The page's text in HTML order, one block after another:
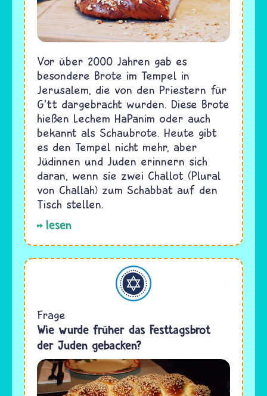
Vor über 2000 Jahren gab es
besondere Brote im Tempel in
Jerusalem, die von den Priestern für
G'tt dargebracht wurden. Diese Brote
hießen Lechem HaPanim oder auch
bekannt als Schaubrote. Heute gibt
es den Tempel nicht mehr, aber
Jüdinnen und Juden erinnern sich
daran, wenn sie zwei Challot (Plural
von Challah) zum Schabbat auf den
Tisch stellen.
lesen
Judentum
Frage
Wie wurde früher das Festtagsbrot
der Juden gebacken?